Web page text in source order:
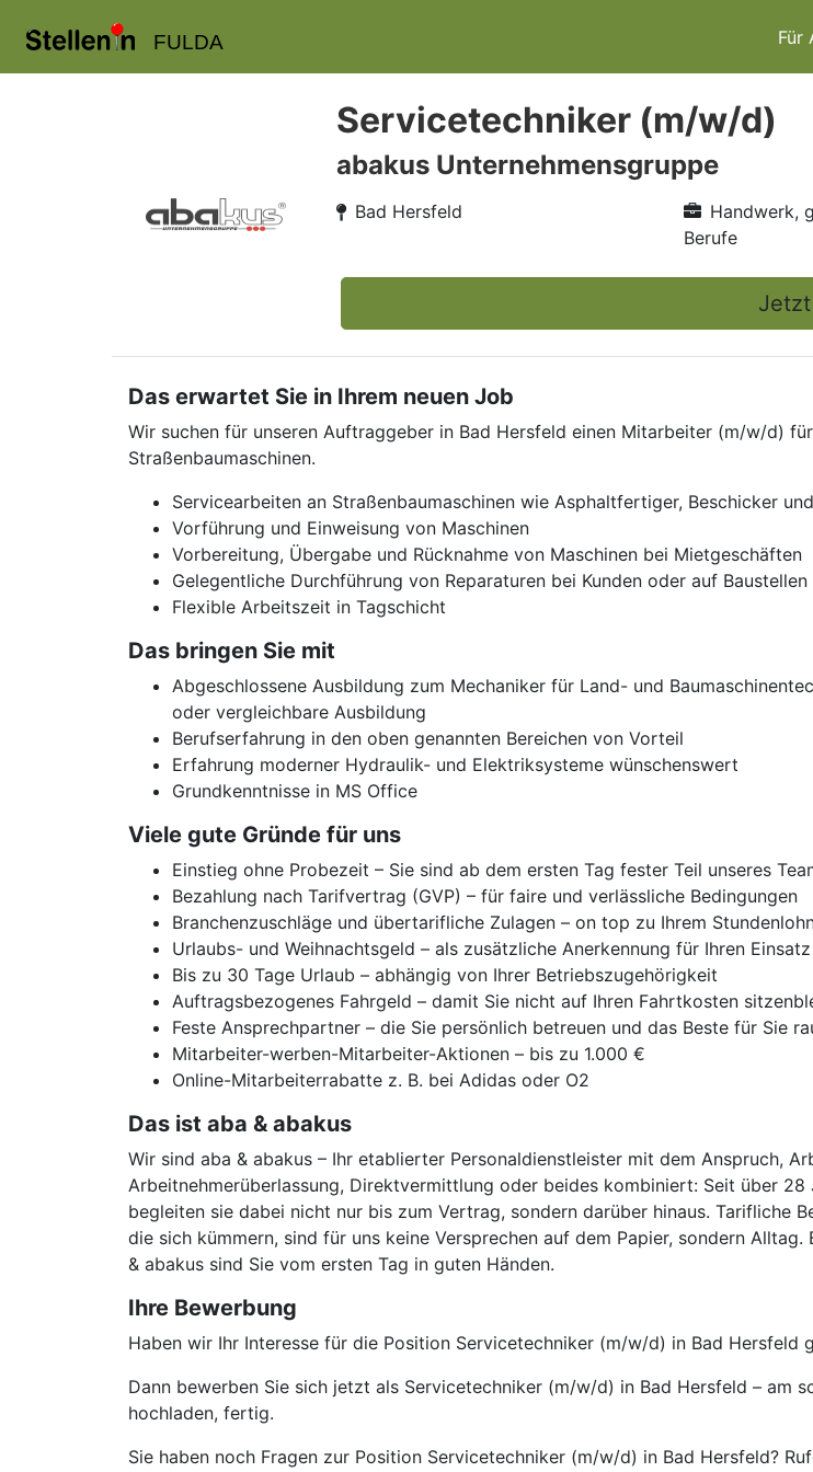
FULDA Für
Servicetechniker (m/w/d)
abakus Unternehmensgruppe
Bad Hersfeld
Handwerk,
Berufe
Das erwartet Sie in Ihrem neuen Job
Wir suchen für unseren Auftraggeber in Bad Hersfeld einen Mitarbeiter (m/w/d)
Straßenbaumaschinen.
Servicearbeiten an Straßenbaumaschinen wie Asphaltfertiger, Beschicker
Vorführung und Einweisung von Maschinen
Vorbereitung, Übergabe und Rücknahme von Maschinen bei Mietgeschäften
Gelegentliche Durchführung von Reparaturen bei Kunden oder auf Baustellen
Flexible Arbeitszeit in Tagschicht
Das bringen Sie mit
Abgeschlossene Ausbildung zum Mechaniker für Land- und
oder vergleichbare Ausbildung
Berufserfahrung in den oben genannten Bereichen von Vorteil
Erfahrung moderner Hydraulik- und Elektriksysteme wünschenswert
Grundkenntnisse in MS Office
Viele gute Gründe für uns
Einstieg ohne Probezeit – Sie sind ab dem ersten Tag fester Teil unseres
Bezahlung nach Tarifvertrag (GVP) – für faire und verlässliche Bedingungen
Branchenzuschläge und übertarifliche Zulagen – on top zu Ihrem
Urlaubs- und Weihnachtsgeld – als zusätzliche Anerkennung für Ihren Einsatz
Bis zu 30 Tage Urlaub – abhängig von Ihrer Betriebszugehörigkeit
Auftragsbezogenes Fahrgeld – damit Sie nicht auf Ihren Fahrtkosten
Feste Ansprechpartner – die Sie persönlich betreuen und das Beste für Sie
Mitarbeiter-werben-Mitarbeiter-Aktionen – bis zu 1.000 €
Online-Mitarbeiterrabatte z. B. bei Adidas oder O2
Das ist aba & abakus
Wir sind aba & abakus – Ihr etablierter Personaldienstleister mit dem Anspruch,
Arbeitnehmerüberlassung, Direktvermittlung oder beides kombiniert: Seit über
begleiten sie dabei nicht nur bis zum Vertrag, sondern darüber hinaus. Tarifliche
die sich kümmern, sind für uns keine Versprechen auf dem Papier, sondern
& abakus sind Sie vom ersten Tag in guten Händen.
Ihre Bewerbung
Haben wir Ihr Interesse für die Position Servicetechniker (m/w/d) in Bad Hersfeld
Dann bewerben Sie sich jetzt als Servicetechniker (m/w/d) in Bad Hersfeld – am
hochladen, fertig.
Sie haben noch Fragen zur Position Servicetechniker (m/w/d) in Bad Hersfeld?